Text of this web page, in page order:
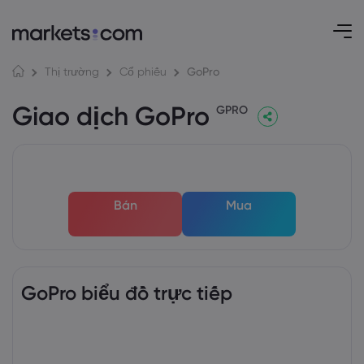
Thị trường Cổ phiếu GoPro
Giao dịch GoPro GPRO
Bán Mua
GoPro biểu đồ trực tiếp